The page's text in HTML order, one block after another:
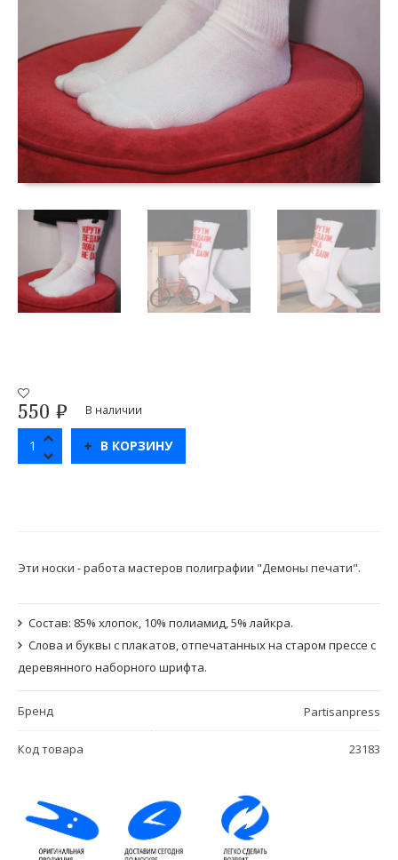
550 ₽ В наличии
В КОРЗИНУ
Эти носки - работа мастеров полиграфии "Демоны печати".
Состав: 85% хлопок, 10% полиамид, 5% лайкра.
Слова и буквы с плакатов, отпечатанных на старом прессе с
деревянного наборного шрифта.
Бренд Partisanpress
Код товара 23183